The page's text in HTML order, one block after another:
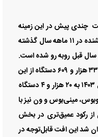
چندی پیش در این زمینه
منتشر کرد نیز تولید کامیون، کامیونت و کشنده در ۱۱ ماهه سال گذشته
سال قبل روبه رو شده است.
در حالی که در ۱۱ ماهه سال ۱۴۰۲، حدود ۳۳ هزار و ۶۰۹ دستگاه از این
خودروها تولید شده بود، این عدد در سال ۱۴۰۳ به ۲۰ هزار و ۴ دستگاه
مینی‌‌بوس و ون نیز با
از رکود عمیق‌‌تری در بخش
شد این افت قابل‌‌توجه در